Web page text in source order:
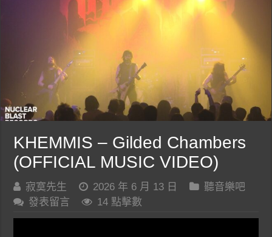
KHEMMIS – Gilded Chambers
(OFFICIAL MUSIC VIDEO)
寂寞先生 2026 年 6 月 13 日
聽音樂吧
發表留言
14 點擊數